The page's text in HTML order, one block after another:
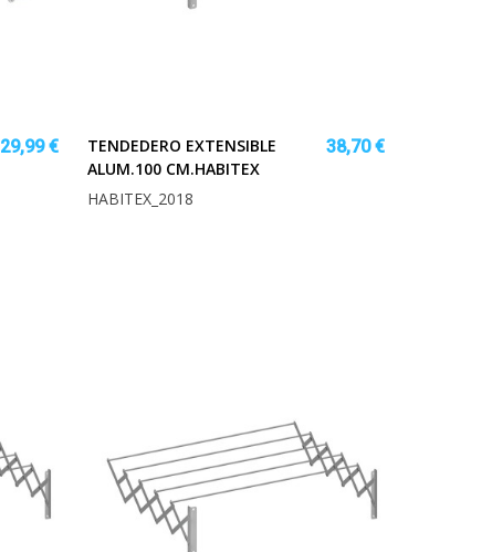
29,99 €
TENDEDERO EXTENSIBLE
ALUM.100 CM.HABITEX
38,70 €
HABITEX_2018